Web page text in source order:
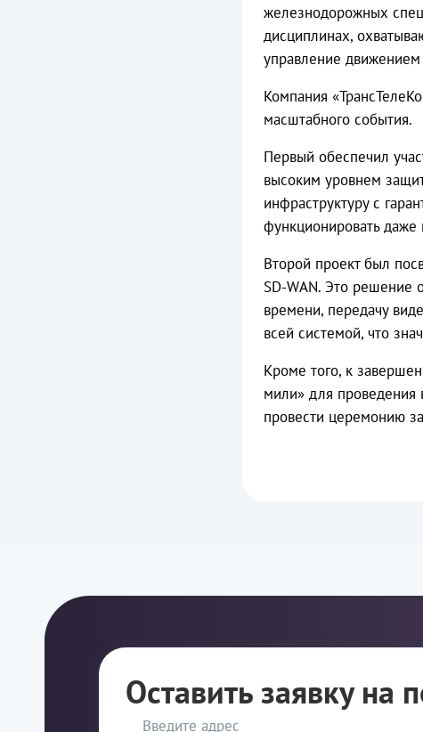
железнодорожных
дисциплинах,
управление
Компания
масштабного события.
Первый обеспечил
высоким уровнем
инфраструктуру с
функционировать даже
Второй проект был
SD-WAN. Это решение
времени, передачу
всей системой, что
Кроме того, к
мили» для
провести церемонию
Оставить заявку на